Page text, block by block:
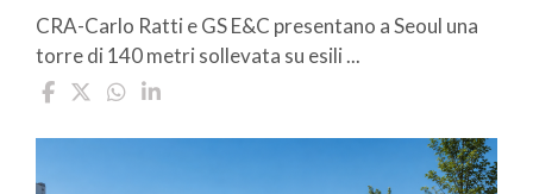
CRA-Carlo Ratti e GS E&C presentano a Seoul una
torre di 140 metri sollevata su esili ...